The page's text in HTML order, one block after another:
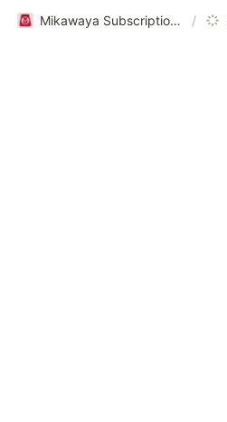
Mikawaya Subscriptionヘルプページ｜ご利用ガイド /